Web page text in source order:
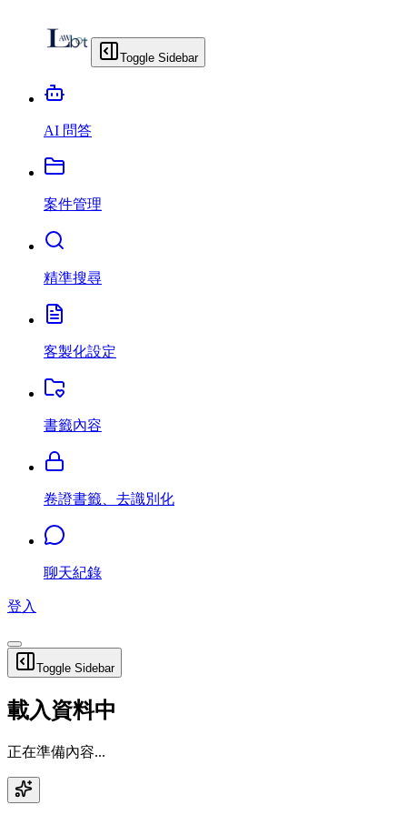
Toggle Sidebar
AI 問答
案件管理
精準搜尋
客製化設定
書籤內容
卷證書籤、去識別化
聊天紀錄
登入
Toggle Sidebar
載入資料中
正在準備內容...